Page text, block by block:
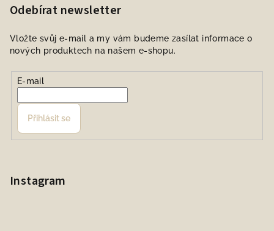
Odebírat newsletter
Vložte svůj e-mail a my vám budeme zasílat informace o
nových produktech na našem e-shopu.
E-mail
Přihlásit se
Instagram